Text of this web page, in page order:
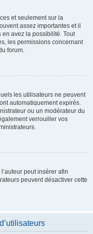
et seulement sur la
assez importantes et il
avez la possibilité. Tout
les permissions concernant
forum.
les utilisateurs ne peuvent
automatiquement expirés.
ou un modérateur du
verrouiller vos
peut insérer afin
peuvent désactiver cette